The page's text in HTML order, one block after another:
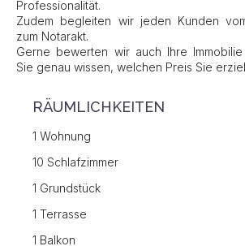
Professionalität.
Zudem begleiten wir jeden Kunden
zum Notarakt.
Gerne bewerten wir auch Ihre
Sie genau wissen, welchen Preis Sie
RÄUMLICHKEITEN
1 Wohnung
10 Schlafzimmer
1 Grundstück
1 Terrasse
1 Balkon